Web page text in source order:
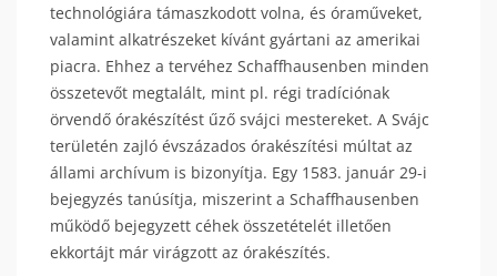
technológiára támaszkodott volna, és óraműveket,
valamint alkatrészeket kívánt gyártani az amerikai
piacra. Ehhez a tervéhez Schaffhausenben minden
összetevőt megtalált, mint pl. régi tradíciónak
örvendő órakészítést űző svájci mestereket. A Svájc
területén zajló évszázados órakészítési múltat az
állami archívum is bizonyítja. Egy 1583. január 29-i
bejegyzés tanúsítja, miszerint a Schaffhausenben
működő bejegyzett céhek összetételét illetően
ekkortájt már virágzott az órakészítés.